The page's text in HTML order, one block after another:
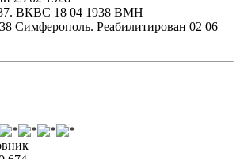
ВКВС 18 04 1938 ВМН
Симферополь. Реабилитирован 02 06